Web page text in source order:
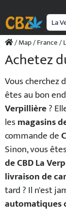
contenu
/Map/France/
Achetez
Vous cherchez
êtes au bon
Verpillière?
lesmagasins
commande de
Sinon, vous
de CBD La
livraison de
tard ? Il n'est
automatiques